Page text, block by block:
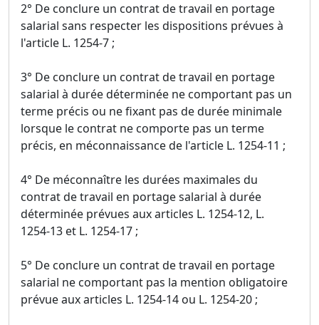
2° De conclure un contrat de travail en portage
salarial sans respecter les dispositions prévues à
l'article L. 1254-7 ;
3° De conclure un contrat de travail en portage
salarial à durée déterminée ne comportant pas un
terme précis ou ne fixant pas de durée minimale
lorsque le contrat ne comporte pas un terme
précis, en méconnaissance de l'article L. 1254-11 ;
4° De méconnaître les durées maximales du
contrat de travail en portage salarial à durée
déterminée prévues aux articles L. 1254-12, L.
1254-13 et L. 1254-17 ;
5° De conclure un contrat de travail en portage
salarial ne comportant pas la mention obligatoire
prévue aux articles L. 1254-14 ou L. 1254-20 ;